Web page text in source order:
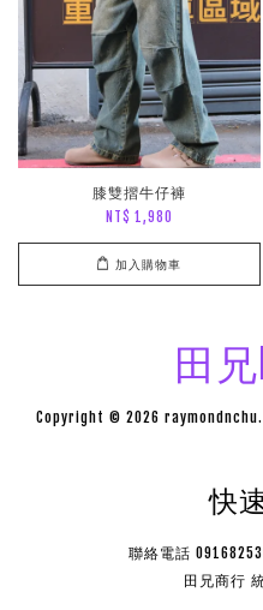
膝雙摺牛仔褲
NT$ 1,980
加入購物車
田
Copyright © 2026
快
聯絡電話
田兄商行